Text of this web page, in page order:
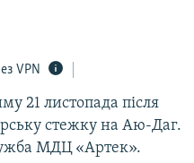
VPN
21 листопада після
стежку на Аю-Даг.
МДЦ «Артек».